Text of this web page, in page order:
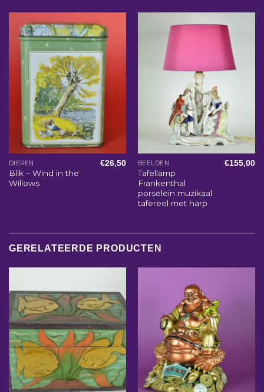
DIEREN
Blik – Wind in the
Willows
€26,50 BEELDEN
Tafellamp
Frankenthal
porselein muzikaal
tafereel met harp
€155,00
GERELATEERDE PRODUCTEN